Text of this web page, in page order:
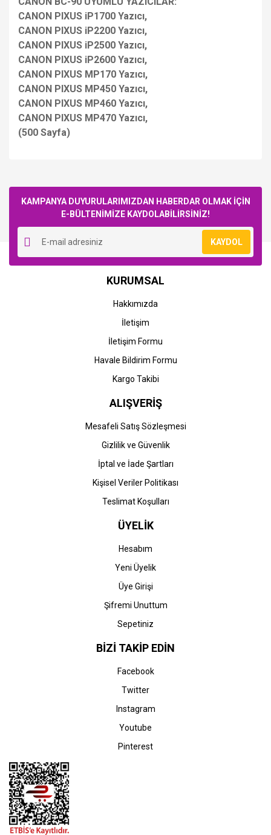
CANON PIXUS iP1700 Yazıcı,
CANON PIXUS iP2200 Yazıcı,
CANON PIXUS iP2500 Yazıcı,
CANON PIXUS iP2600 Yazıcı,
CANON PIXUS MP170 Yazıcı,
CANON PIXUS MP450 Yazıcı,
CANON PIXUS MP460 Yazıcı,
CANON PIXUS MP470 Yazıcı,
(500 Sayfa)
KAMPANYA DUYURULARIMIZDAN HABERDAR OLMAK İÇİN
E-BÜLTENİMİZE KAYDOLABİLİRSİNİZ!
KAYDOL
KURUMSAL
Hakkımızda
İletişim
İletişim Formu
Havale Bildirim Formu
Kargo Takibi
ALIŞVERİŞ
Mesafeli Satış Sözleşmesi
Gizlilik ve Güvenlik
İptal ve İade Şartları
Kişisel Veriler Politikası
Teslimat Koşulları
ÜYELİK
Hesabım
Yeni Üyelik
Üye Girişi
Şifremi Unuttum
Sepetiniz
BİZİ TAKİP EDİN
Facebook
Twitter
Instagram
Youtube
Pinterest